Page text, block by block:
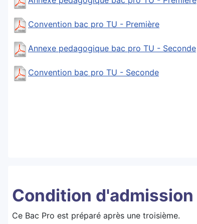
Convention bac pro TU - Première
Annexe pedagogique bac pro TU - Seconde
Convention bac pro TU - Seconde
Condition d'admission
Ce Bac Pro est préparé après une troisième.